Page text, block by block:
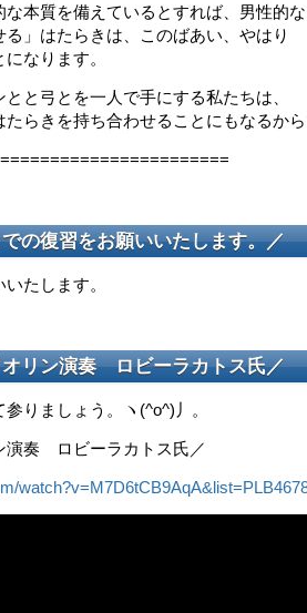
な本質を備えているとすれば、男性的な
」はたらきは、このばあい、やはり
なります。
と弓とを一人で手にする私たちは、
らきを持ち合わせることにもなるか
の復習をお願いいたします。／
たします。
リン演奏 ロビーラカトス氏／
りましょう。ヽ(^o^)丿。
演奏 ロビーラカトス氏／